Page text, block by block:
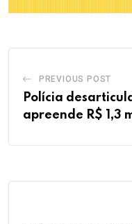
PREVIOUS POST
Polícia
apreende R$ 1,3